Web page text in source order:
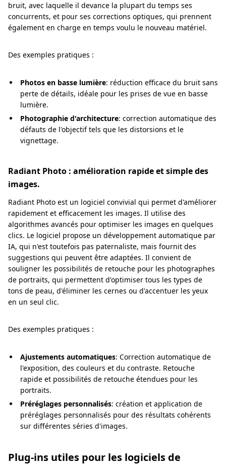
bruit, avec laquelle il devance la plupart du temps ses
concurrents, et pour ses corrections optiques, qui prennent
également en charge en temps voulu le nouveau matériel.
Des exemples pratiques :
Photos en basse lumière: réduction efficace du bruit sans
perte de détails, idéale pour les prises de vue en basse
lumière.
Photographie d'architecture: correction automatique des
défauts de l'objectif tels que les distorsions et le
vignettage.
Radiant Photo : amélioration rapide et simple des
images.
Radiant Photo est un logiciel convivial qui permet d'améliorer
rapidement et efficacement les images. Il utilise des
algorithmes avancés pour optimiser les images en quelques
clics. Le logiciel propose un développement automatique par
IA, qui n'est toutefois pas paternaliste, mais fournit des
suggestions qui peuvent être adaptées. Il convient de
souligner les possibilités de retouche pour les photographes
de portraits, qui permettent d'optimiser tous les types de
tons de peau, d'éliminer les cernes ou d'accentuer les yeux
en un seul clic.
Des exemples pratiques :
Ajustements automatiques: Correction automatique de
l'exposition, des couleurs et du contraste. Retouche
rapide et possibilités de retouche étendues pour les
portraits.
Préréglages personnalisés: création et application de
préréglages personnalisés pour des résultats cohérents
sur différentes séries d'images.
Plug-ins utiles pour les logiciels de